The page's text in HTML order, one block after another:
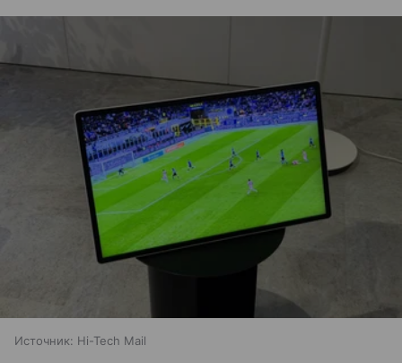
Источник: Hi-Tech Mail